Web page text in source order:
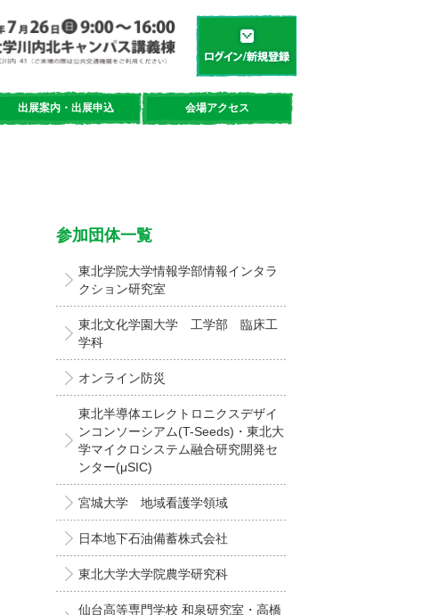
学都「仙台・宮城」サイエンスデイ
出展案内・出展申込 会場アクセス
参加団体一覧
東北学院大学情報学部情報インタラ
クション研究室
東北文化学園大学 工学部 臨床工
学科
オンライン防災
東北半導体エレクトロニクスデザイ
ンコンソーシアム(T-Seeds)・東北大
学マイクロシステム融合研究開発セ
ンター(μSIC)
宮城大学 地域看護学領域
日本地下石油備蓄株式会社
東北大学大学院農学研究科
仙台高等専門学校 和泉研究室・高橋